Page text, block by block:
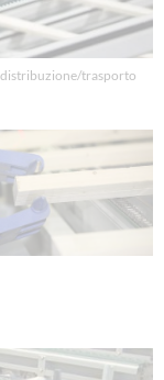
distribuzione/trasporto